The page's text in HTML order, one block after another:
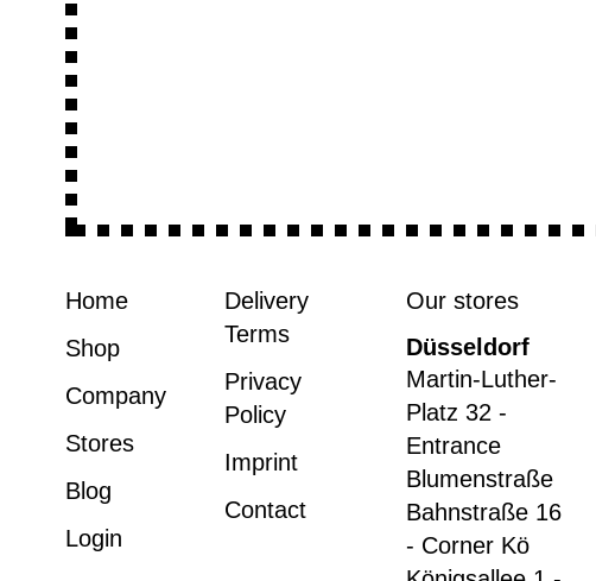
Home
Shop
Company
Stores
Blog
Login
Delivery
Terms
Privacy
Policy
Imprint
Contact
Our stores
Düsseldorf
Martin-Luther-
Platz 32 -
Entrance
Blumenstraße
Bahnstraße 16
- Corner Kö